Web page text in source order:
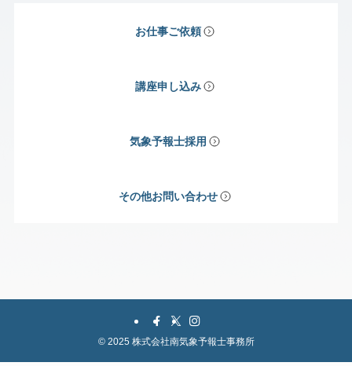
お仕事ご依頼
講座申し込み
気象予報士採用
その他お問い合わせ
©2025 株式会社南気象予報士事務所